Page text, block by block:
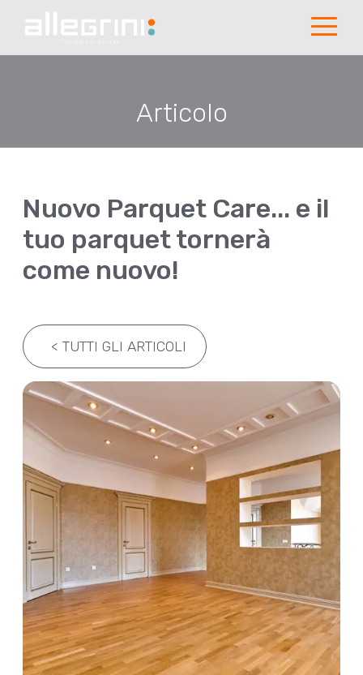
Articolo
Nuovo Parquet Care... e il
tuo parquet tornerà
come nuovo!
< TUTTI GLI ARTICOLI